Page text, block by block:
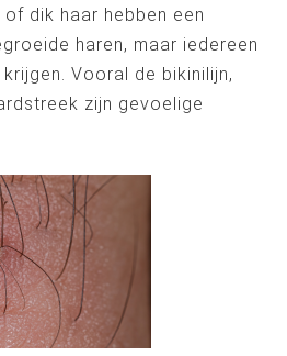
dik haar hebben een
haren, maar iedereen
Vooral de bikinilijn,
zijn gevoelige